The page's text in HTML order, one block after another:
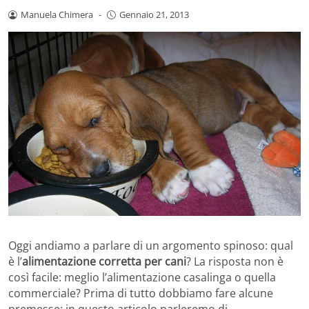
Manuela Chimera - Gennaio 21, 2013
Oggi andiamo a parlare di un argomento spinoso: qual
è l’alimentazione corretta per cani? La risposta non è
così facile: meglio l’alimentazione casalinga o quella
commerciale? Prima di tutto dobbiamo fare alcune